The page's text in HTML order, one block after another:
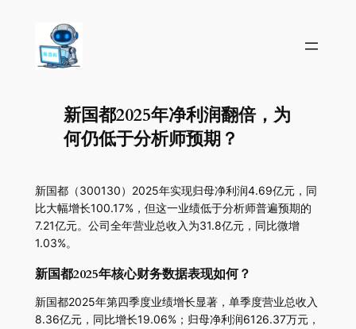
新国都2025年净利润翻倍，为
何仍低于分析师预期？
新国都（300130）2025年实现归母净利润4.69亿元，同
比大幅增长100.17%，但这一业绩低于分析师普遍预期的
7.21亿元。公司全年营业总收入为31.8亿元，同比微增
1.03%。
新国都2025年核心财务数据表现如何？
新国都2025年第四季度业绩增长显著，单季度营业总收入
8.36亿元，同比增长19.06%；归母净利润6126.37万元，